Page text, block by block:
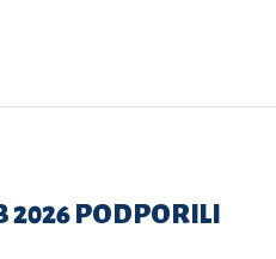
2026 PODPORILI